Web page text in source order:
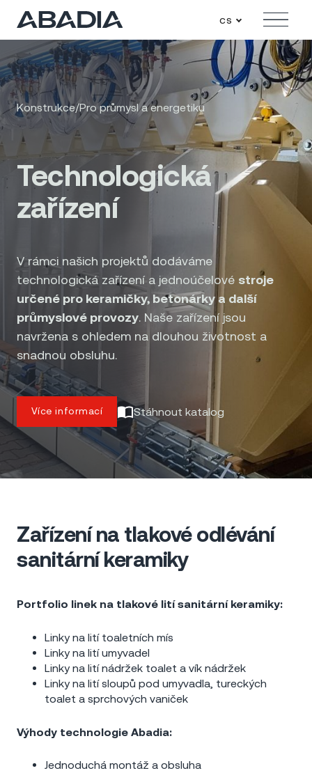
Menu
cs
Konstrukce/Pro průmysl a energetiku
Technologická
zařízení
V rámci našich projektů dodáváme
technologická zařízení a jednoúčelové stroje
určené pro keramičky, betonárky a další
průmyslové provozy. Naše zařízení jsou
navržena s ohledem na dlouhou životnost a
snadnou obsluhu.
Více informací Stáhnout katalog
Zařízení na tlakové odlévání
sanitární keramiky
Portfolio linek na tlakové lití sanitární keramiky:
Linky na lití toaletních mís
Linky na lití umyvadel
Linky na lití nádržek toalet a vík nádržek
Linky na lití sloupů pod umyvadla, tureckých
toalet a sprchových vaniček
Výhody technologie Abadia:
Jednoduchá montáž a obsluha